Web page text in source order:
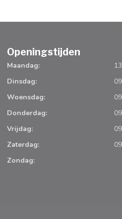
Openingstijden
Maandag:
Dinsdag:
Woensdag:
Donderdag:
Vrijdag:
Zaterdag:
Zondag: